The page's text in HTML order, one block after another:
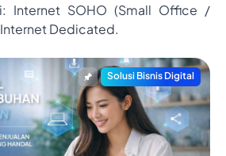
Internet SOHO (Small Office /
Dedicated.
Solusi Bisnis Digital